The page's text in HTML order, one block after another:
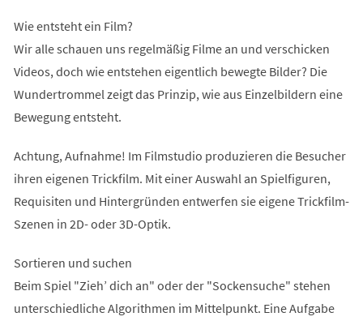
Wie entsteht ein Film?
Wir alle schauen uns regelmäßig Filme an und verschicken
Videos, doch wie entstehen eigentlich bewegte Bilder? Die
Wundertrommel zeigt das Prinzip, wie aus Einzelbildern eine
Bewegung entsteht.
Achtung, Aufnahme! Im Filmstudio produzieren die Besucher
ihren eigenen Trickfilm. Mit einer Auswahl an Spielfiguren,
Requisiten und Hintergründen entwerfen sie eigene Trickfilm-
Szenen in 2D- oder 3D-Optik.
Sortieren und suchen
Beim Spiel "Zieh’ dich an" oder der "Sockensuche" stehen
unterschiedliche Algorithmen im Mittelpunkt. Eine Aufgabe